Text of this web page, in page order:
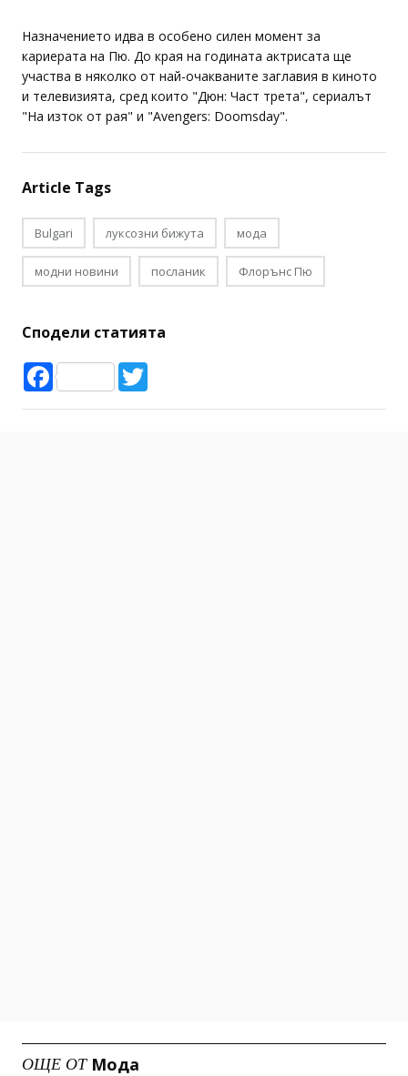
Назначението идва в особено силен момент за
кариерата на Пю. До края на годината актрисата ще
участва в няколко от най-очакваните заглавия в киното
и телевизията, сред които "Дюн: Част трета", сериалът
"На изток от рая" и "Avengers: Doomsday".
Article Tags
Bulgari луксозни бижута мода
модни новини посланик Флорънс Пю
Сподели статията
Facebook
ОЩЕ ОТ Мода